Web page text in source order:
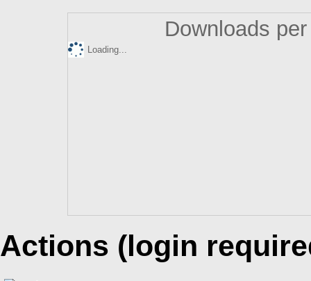
Downloads
Loading...
Actions (login